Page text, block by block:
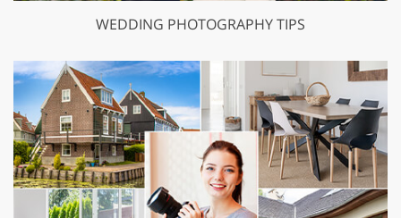
WEDDING PHOTOGRAPHY TIPS